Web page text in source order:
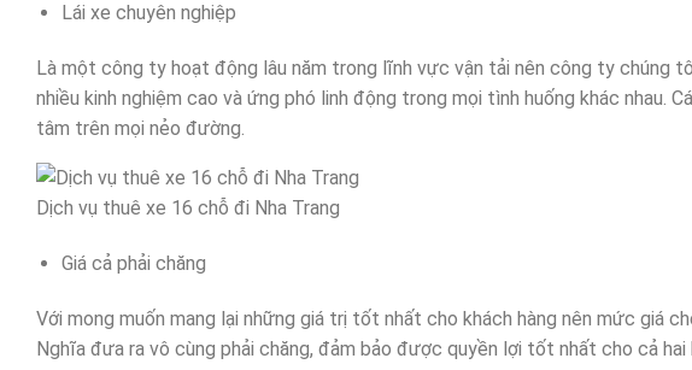
Lái xe chuyên nghiệp
Là một công ty hoạt động lâu năm trong lĩnh vực vận tải nên công ty chúng
nhiều kinh nghiệm cao và ứng phó linh động trong mọi tình huống khác nhau.
tâm trên mọi nẻo đường.
Dịch vụ thuê xe 16 chỗ đi Nha Trang
Giá cả phải chăng
Với mong muốn mang lại những giá trị tốt nhất cho khách hàng nên mức giá
Nghĩa đưa ra vô cùng phải chăng, đảm bảo được quyền lợi tốt nhất cho cả hai